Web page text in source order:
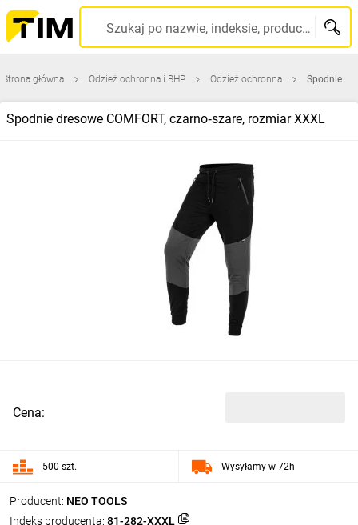
Szukaj po nazwie, indeksie, producencie, kodzie kreskowym...
Strona główna Odzież ochronna i BHP Odzież ochronna Spodnie
Spodnie dresowe COMFORT, czarno‑szare, rozmiar XXXL
Producent: NEO TOOLS
Indeks producenta: 81-282-XXXL
Cena:
500 szt. Wysyłamy w 72h